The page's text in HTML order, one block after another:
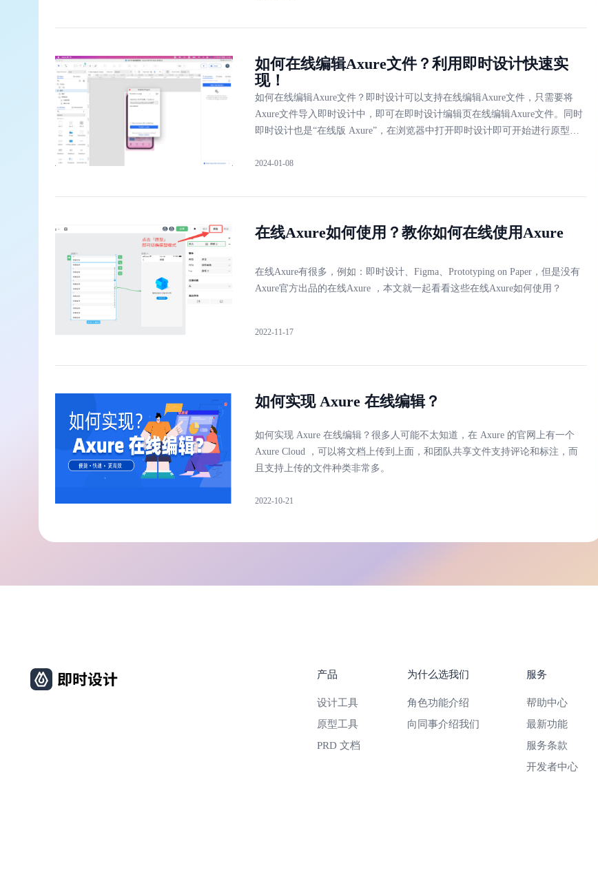
如何在线编辑Axure文件？利用即时设计快速实
现！
如何在线编辑Axure文件？即时设计可以支持在线编辑Axure文件，只需要将
Axure文件导入即时设计中，即可在即时设计编辑页在线编辑Axure文件。同时
即时设计也是“在线版 Axure”，在浏览器中打开即时设计即可开始进行原型设
2024-01-08
在线Axure如何使用？教你如何在线使用Axure
在线Axure有很多，例如：即时设计、Figma、Prototyping on Paper，但是没有
Axure官方出品的在线Axure ，本文就一起看看这些在线Axure如何使用？
2022-11-17
如何实现 Axure 在线编辑？
如何实现 Axure 在线编辑？很多人可能不太知道，在 Axure 的官网上有一个
Axure Cloud ，可以将文档上传到上面，和团队共享文件支持评论和标注，而
且支持上传的文件种类非常多。
2022-10-21
产品
设计工具
原型工具
PRD 文档
为什么选我们
角色功能介绍
向同事介绍我们
服务
帮助中心
最新功能
服务条款
开发者中心